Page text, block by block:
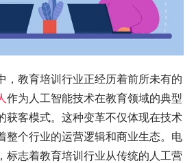
，教育培训行业正经历着前所未有的
作为人工智能技术在教育领域的典型
获客模式。这种变革不仅体现在技术
整个行业的运营逻辑和商业生态。电
标志着教育培训行业从传统的人工营